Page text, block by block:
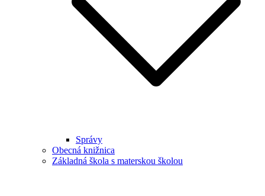
Správy
Obecná knižnica
Základná škola s materskou školou